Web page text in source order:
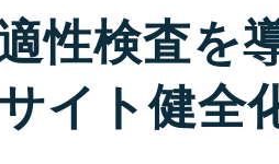
性検査を
イト健全